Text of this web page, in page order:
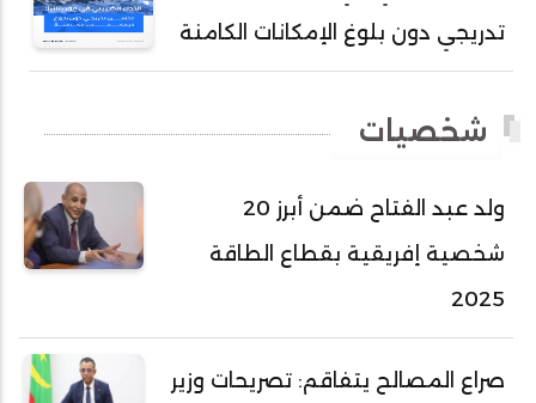
أحمد طالب ولد محمد
أحمد عبد الله أحمد مسكه
أحمد محفوظ حسني
أحمد محمد عبدالرحمن أمين
أحمد محمود محمد المامي النيسان
أحمد هارون الشيخ سيديا
تدريجي دون بلوغ الإمكانات الكامنة
شخصيات
ولد عبد الفتاح ضمن أبرز 20
شخصية إفريقية بقطاع الطاقة
2025
صراع المصالح يتفاقم: تصريحات وزير